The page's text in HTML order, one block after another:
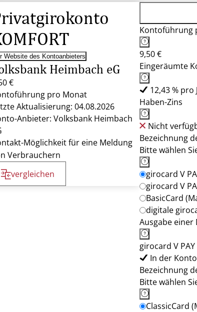
Website des Kontoanbieters
Heimbach eG
€
pro Monat
Aktualisierung: 04.08.2026
Anbieter: Volksbank Heimbach
Möglichkeit für eine Meldung
Verbrauchern
vergleichen
Kontoführung
9,50 €
Eingeräumte
12,43 % pro
Haben-Zins
Nicht
Bezeichnung
Bitte wählen
girocard V
girocard V
BasicCard
digitale
Ausgabe einer
girocard V PAY
In der
Bezeichnung
Bitte wählen
ClassicCard